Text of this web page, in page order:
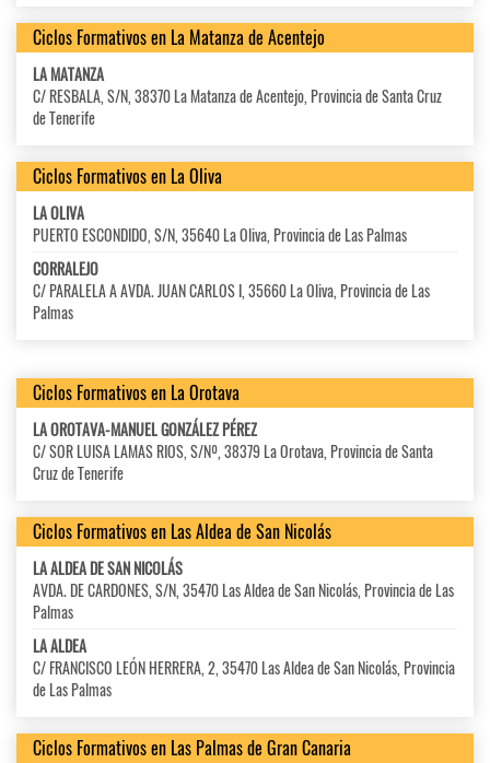
Ciclos Formativos en La Matanza de Acentejo
LA MATANZA
C/ RESBALA, S/N, 38370 La Matanza de Acentejo, Provincia de Santa Cruz
de Tenerife
Ciclos Formativos en La Oliva
LA OLIVA
PUERTO ESCONDIDO, S/N, 35640 La Oliva, Provincia de Las Palmas
CORRALEJO
C/ PARALELA A AVDA. JUAN CARLOS I, 35660 La Oliva, Provincia de Las
Palmas
Ciclos Formativos en La Orotava
LA OROTAVA-MANUEL GONZÁLEZ PÉREZ
C/ SOR LUISA LAMAS RIOS, S/Nº, 38379 La Orotava, Provincia de Santa
Cruz de Tenerife
Ciclos Formativos en Las Aldea de San Nicolás
LA ALDEA DE SAN NICOLÁS
AVDA. DE CARDONES, S/N, 35470 Las Aldea de San Nicolás, Provincia de Las
Palmas
LA ALDEA
C/ FRANCISCO LEÓN HERRERA, 2, 35470 Las Aldea de San Nicolás, Provincia
de Las Palmas
Ciclos Formativos en Las Palmas de Gran Canaria